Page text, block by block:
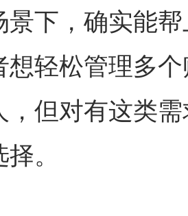
景下，确实能
想轻松管理多
，但对有这类
。